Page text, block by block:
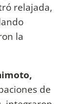
relajada,
la
de